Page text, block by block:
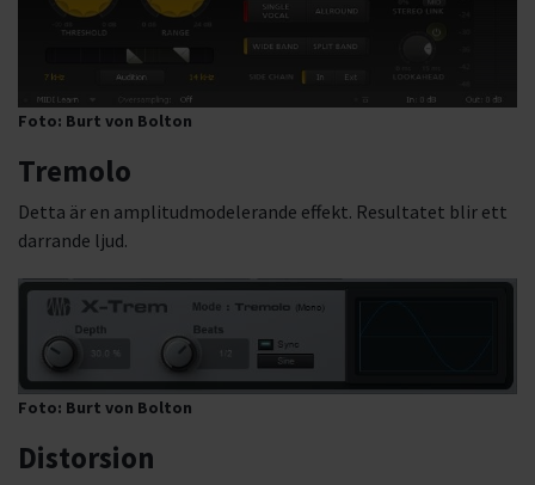
Foto: Burt von Bolton
Tremolo
Detta är en amplitudmodelerande effekt. Resultatet blir ett
darrande ljud.
Foto: Burt von Bolton
Distorsion